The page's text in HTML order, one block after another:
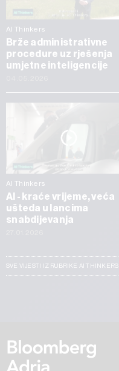
AI Thinkers
Brže administrativne
procedure uz rješenja
umjetne inteligencije
AI Thinkers
AI - kraće vrijeme, veća
ušteda u lancima
snabdijevanja
SVE VIJESTI IZ RUBRIKE AI THINKERS